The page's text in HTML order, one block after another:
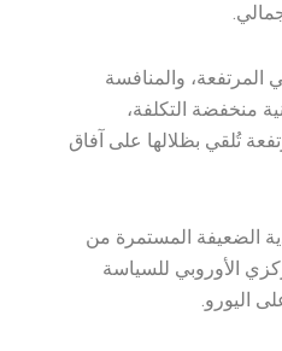
المرتفعة، والمنافسة
منخفضة التكلفة،
تُلقي بظلالها على آفاق
الضعيفة المستمرة من
الأوروبي للسياسة
اليورو.